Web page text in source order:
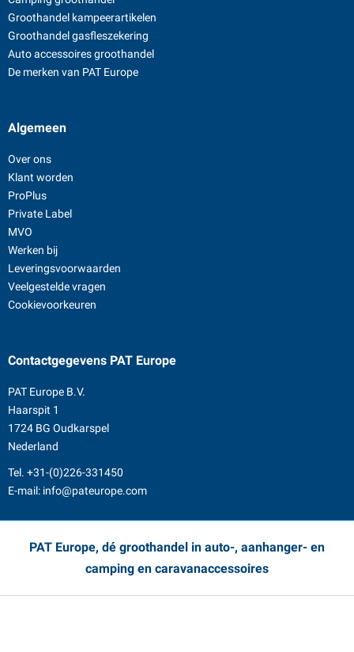
Groothandel kampeerartikelen
Groothandel gasfleszekering
Auto accessoires groothandel
De merken van PAT Europe
Algemeen
Over ons
Klant worden
ProPlus
Private Label
MVO
Werken bij
Leveringsvoorwaarden
Veelgestelde vragen
Cookievoorkeuren
Contactgegevens PAT Europe
PAT Europe B.V.
Haarspit 1
1724 BG Oudkarspel
Nederland
Tel. +31-(0)226-331450
E-mail: info@pateurope.com
PAT Europe, dé groothandel in auto-, aanhanger- en
camping en caravanaccessoires